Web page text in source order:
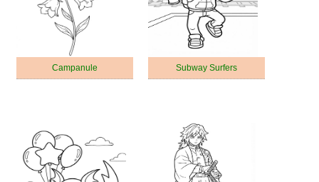
Campanule Subway Surfers